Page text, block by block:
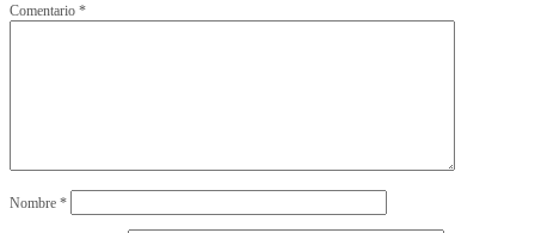
Comentario *
Nombre *